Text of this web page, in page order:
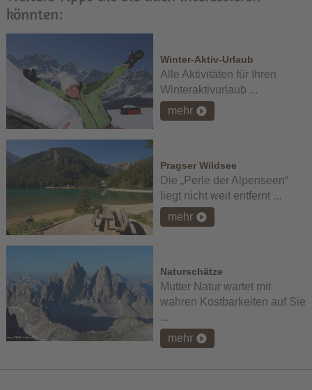
könnten:
Winter-Aktiv-Urlaub
Alle Aktivitäten für Ihren
Winteraktivurlaub ...
mehr
Pragser Wildsee
Die „Perle der Alpenseen“
liegt nicht weit entfernt ...
mehr
Naturschätze
Mutter Natur wartet mit
wahren Kostbarkeiten auf Sie
...
mehr